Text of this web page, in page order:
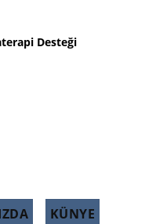
Desteği
KÜNYE